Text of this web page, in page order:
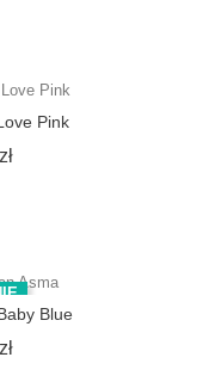
Pink
Cena
Blue
Cena